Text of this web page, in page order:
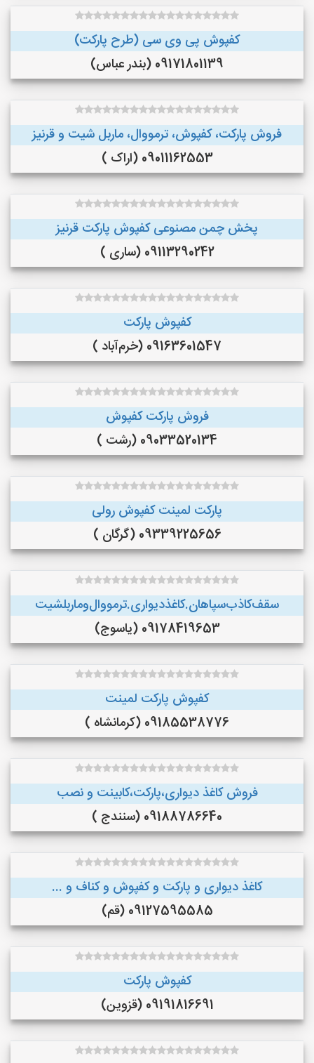
کفپوش پی وی سی (طرح پارکت)
09171801139 (بندر عباس)
فروش پارکت، کفپوش، ترمووال، ماربل شیت و قرنیز
09011162553 (اراک )
پخش چمن مصنوعی کفپوش پارکت قرنیز
09113290242 (ساری )
کفپوش پارکت
09163601547 (خرم‌آباد )
فروش پارکت کفپوش
09033520134 (رشت )
پارکت لمینت کفپوش رولی
09339225656 (گرگان )
سقف‌کاذب‌سپاهان‌.کاغذ‌دیواری.ترمووال‌و‌ماربلشیت
09178419653 (یاسوج)
کفپوش پارکت لمینت
09185538776 (کرمانشاه )
فروش کاغذ دیواری،پارکت،کابینت و نصب
09188786640 (سنندج )
کاغذ دیواری و پارکت و کفپوش و کناف و ...
09127595585 (قم)
کفپوش پارکت
09191816691 (قزوین)